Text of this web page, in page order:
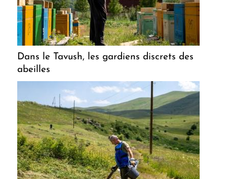
Dans le Tavush, les gardiens discrets des
abeilles